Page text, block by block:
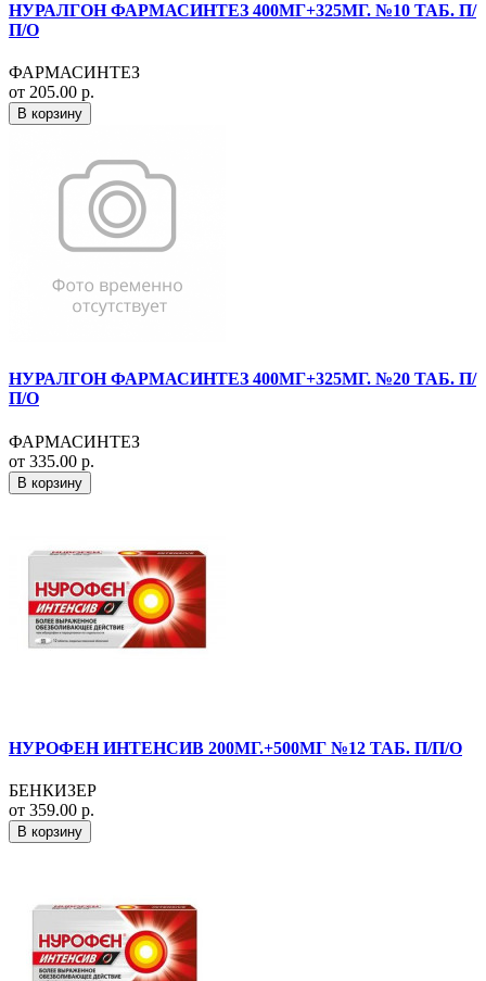
НУРАЛГОН ФАРМАСИНТЕЗ 400МГ+325МГ. №10 ТАБ. П/
П/О
ФАРМАСИНТЕЗ
от 205.00 р.
В корзину
НУРАЛГОН ФАРМАСИНТЕЗ 400МГ+325МГ. №20 ТАБ. П/
П/О
ФАРМАСИНТЕЗ
от 335.00 р.
В корзину
НУРОФЕН ИНТЕНСИВ 200МГ.+500МГ №12 ТАБ. П/П/О
БЕНКИЗЕР
от 359.00 р.
В корзину